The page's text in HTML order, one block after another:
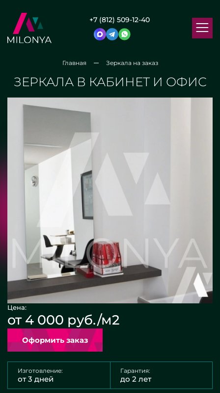
+7 (812) 509-12-40
Главная Зеркала на заказ
ЗЕРКАЛА В КАБИНЕТ И ОФИС
Цена:
от 4 000 руб./м2
Оформить заказ
Изготовление:
от 3 дней
Гарантия:
до 2 лет